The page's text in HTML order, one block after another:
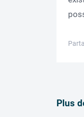
Plus